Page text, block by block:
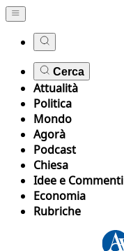
Cerca
Attualità
Politica
Mondo
Agorà
Podcast
Chiesa
Idee e Commenti
Economia
Rubriche